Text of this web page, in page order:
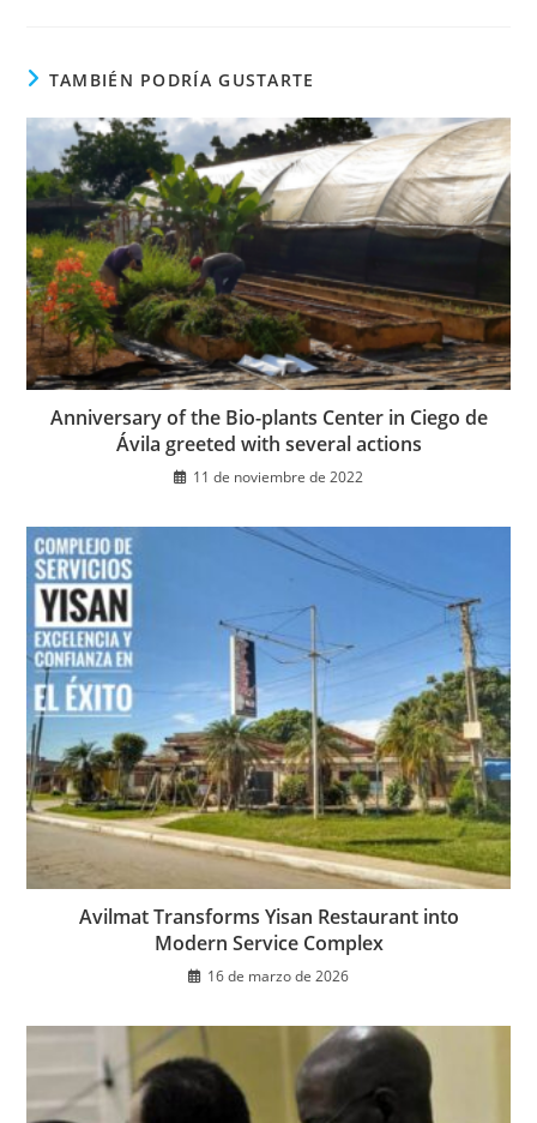
TAMBIÉN PODRÍA GUSTARTE
Anniversary of the Bio-plants Center in Ciego de
Ávila greeted with several actions
11 de noviembre de 2022
Avilmat Transforms Yisan Restaurant into
Modern Service Complex
16 de marzo de 2026